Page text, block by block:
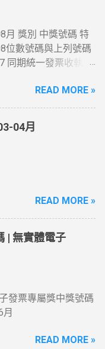
月 獎別 中獎號碼 特
位數號碼與上列號碼
同期統一發票收執聯
票收執聯8位數號碼
期統一發票收執聯末
各得獎金4 萬元 三
頭獎中獎號碼末6 位
票收執聯末5 位數
中獎號碼末4 位相同
2 百元 增開六獎
票收執聯末3 位數號
獎期間自105年10
READ MORE »
04月
READ MORE »
| 無實體電子
發票專屬獎中獎號碼
READ MORE »